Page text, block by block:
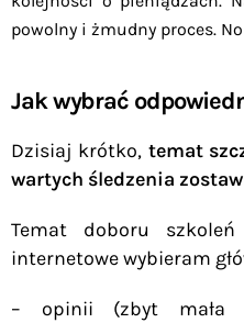
powolny i żmudny proces.
Jak wybrać
Dzisiaj krótko, temat
wartych śledzenia
Temat doboru
internetowe wybieram
– opinii (zbyt mała